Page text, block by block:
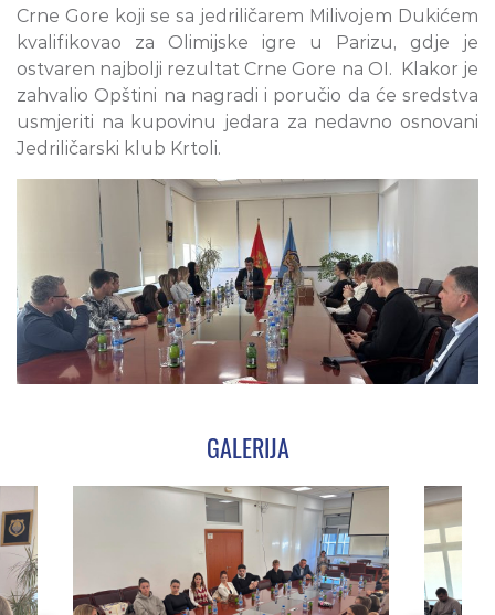
Crne Gore koji se sa jedriličarem Milivojem Dukićem
kvalifikovao za Olimijske igre u Parizu, gdje je
ostvaren najbolji rezultat Crne Gore na OI. Klakor je
zahvalio Opštini na nagradi i poručio da će sredstva
usmjeriti na kupovinu jedara za nedavno osnovani
Jedriličarski klub Krtoli.
GALERIJA